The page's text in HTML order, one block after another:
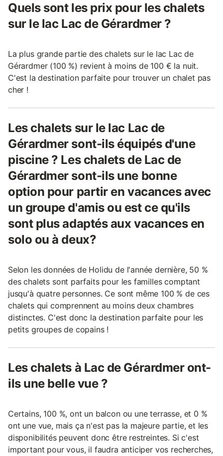
Quels sont les prix pour les chalets
sur le lac Lac de Gérardmer ?
La plus grande partie des chalets sur le lac Lac de
Gérardmer (100 %) revient à moins de 100 € la nuit.
C'est la destination parfaite pour trouver un chalet pas
cher !
Les chalets sur le lac Lac de
Gérardmer sont-ils équipés d'une
piscine ? Les chalets de Lac de
Gérardmer sont-ils une bonne
option pour partir en vacances avec
un groupe d'amis ou est ce qu'ils
sont plus adaptés aux vacances en
solo ou à deux?
Selon les données de Holidu de l'année dernière, 50 %
des chalets sont parfaits pour les familles comptant
jusqu'à quatre personnes. Ce sont même 100 % de ces
chalets qui comprennent au moins deux chambres
distinctes. C'est donc la destination parfaite pour les
petits groupes de copains !
Les chalets à Lac de Gérardmer ont-
ils une belle vue ?
Certains, 100 %, ont un balcon ou une terrasse, et 0 %
ont une vue, mais ça n'est pas la majeure partie, et les
disponibilités peuvent donc être restreintes. Si c'est
important pour vous, il faudra anticiper vos recherches,